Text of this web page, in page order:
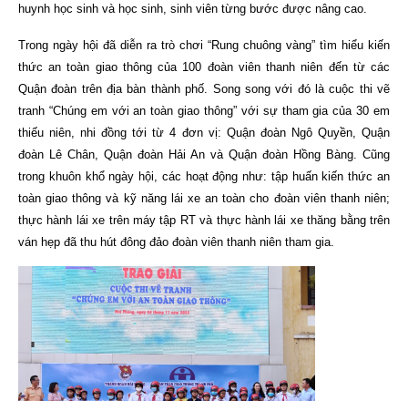
huynh học sinh và học sinh, sinh viên từng bước được nâng cao.
Trong ngày hội đã diễn ra trò chơi “Rung chuông vàng” tìm hiểu kiến
thức an toàn giao thông của 100 đoàn viên thanh niên đến từ các
Quận đoàn trên địa bàn thành phố. Song song với đó là cuộc thi vẽ
tranh “Chúng em với an toàn giao thông” với sự tham gia của 30 em
thiếu niên, nhi đồng tới từ 4 đơn vị: Quận đoàn Ngô Quyền, Quận
đoàn Lê Chân, Quận đoàn Hải An và Quận đoàn Hồng Bàng. Cũng
trong khuôn khổ ngày hội, các hoạt động như: tập huấn kiến thức an
toàn giao thông và kỹ năng lái xe an toàn cho đoàn viên thanh niên;
thực hành lái xe trên máy tập RT và thực hành lái xe thăng bằng trên
ván hẹp đã thu hút đông đảo đoàn viên thanh niên tham gia.